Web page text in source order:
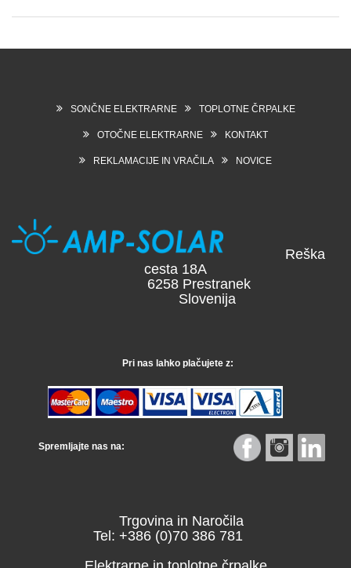
SONČNE ELEKTRARNE TOPLOTNE ČRPALKE
OTOČNE ELEKTRARNE KONTAKT
REKLAMACIJE IN VRAČILA NOVICE
Reška
cesta 18A
6258 Prestranek
Slovenija
Pri nas lahko plačujete z:
Spremljajte nas na:
Trgovina in Naročila
Tel: +386 (0)70 386 781